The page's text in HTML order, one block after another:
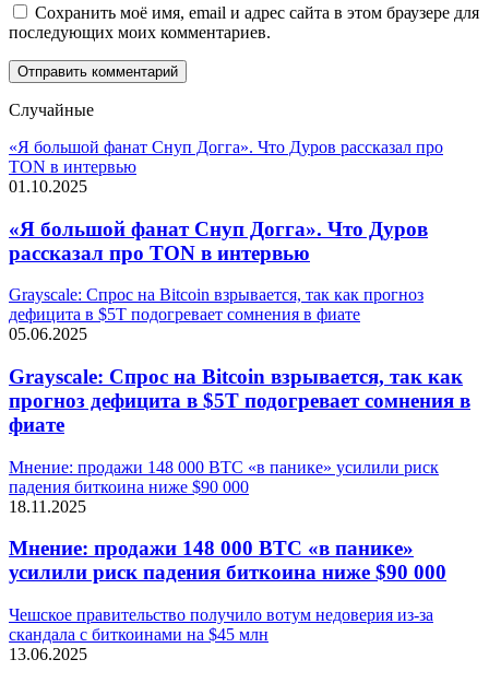
Сохранить моё имя, email и адрес сайта в этом браузере для
последующих моих комментариев.
Случайные
«Я большой фанат Снуп Догга». Что Дуров рассказал про
TON в интервью
01.10.2025
«Я большой фанат Снуп Догга». Что Дуров
рассказал про TON в интервью
Grayscale: Спрос на Bitcoin взрывается, так как прогноз
дефицита в $5T подогревает сомнения в фиате
05.06.2025
Grayscale: Спрос на Bitcoin взрывается, так как
прогноз дефицита в $5T подогревает сомнения в
фиате
Мнение: продажи 148 000 BTC «в панике» усилили риск
падения биткоина ниже $90 000
18.11.2025
Мнение: продажи 148 000 BTC «в панике»
усилили риск падения биткоина ниже $90 000
Чешское правительство получило вотум недоверия из-за
скандала с биткоинами на $45 млн
13.06.2025